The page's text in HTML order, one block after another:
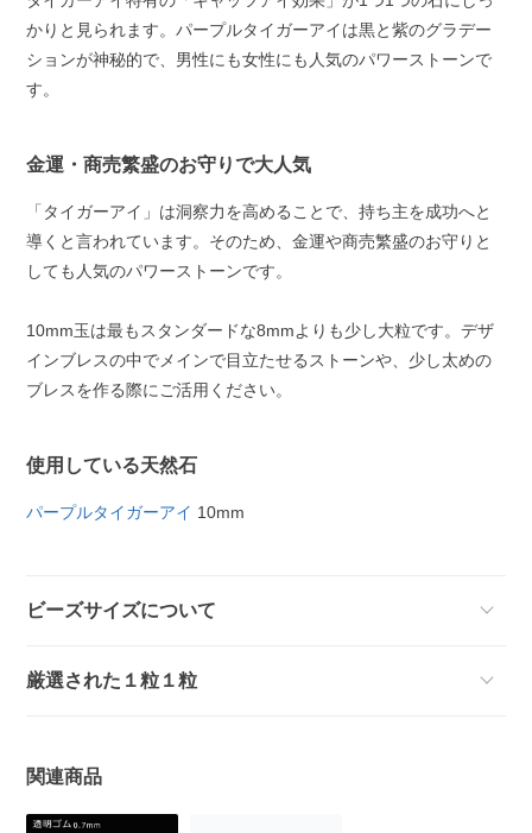
かりと見られます。パープルタイガーアイは黒と紫のグラデー
ションが神秘的で、男性にも女性にも人気のパワーストーンで
す。
金運・商売繁盛のお守りで大人気
「タイガーアイ」は洞察力を高めることで、持ち主を成功へと
導くと言われています。そのため、金運や商売繁盛のお守りと
しても人気のパワーストーンです。
10mm玉は最もスタンダードな8mmよりも少し大粒です。デザ
インブレスの中でメインで目立たせるストーンや、少し太めの
ブレスを作る際にご活用ください。
使用している天然石
パープルタイガーアイ 10mm
ビーズサイズについて
厳選された１粒１粒
関連商品